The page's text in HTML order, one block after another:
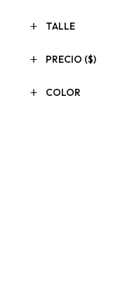
TALLE
PRECIO ($)
COLOR